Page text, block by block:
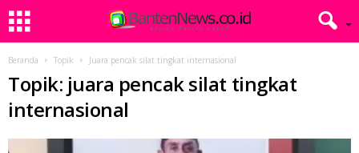
Beranda Topik Juara pencak silat tingkat internasional
Topik: juara pencak silat tingkat
internasional